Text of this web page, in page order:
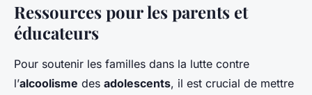
Ressources pour les parents et
éducateurs
Pour soutenir les familles dans la lutte contre
l’alcoolisme des adolescents, il est crucial de mettre